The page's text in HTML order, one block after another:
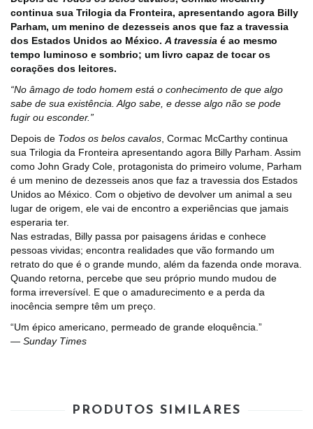
continua sua Trilogia da Fronteira, apresentando agora Billy
Parham, um menino de dezesseis anos que faz a travessia
dos Estados Unidos ao México. A travessia é ao mesmo
tempo luminoso e sombrio; um livro capaz de tocar os
corações dos leitores.
“No âmago de todo homem está o conhecimento de que algo
sabe de sua existência. Algo sabe, e desse algo não se pode
fugir ou esconder.”
Depois de Todos os belos cavalos , Cormac McCarthy continua
sua Trilogia da Fronteira apresentando agora Billy Parham. Assim
como John Grady Cole, protagonista do primeiro volume, Parham
é um menino de dezesseis anos que faz a travessia dos Estados
Unidos ao México. Com o objetivo de devolver um animal a seu
lugar de origem, ele vai de encontro a experiências que jamais
esperaria ter.
Nas estradas, Billy passa por paisagens áridas e conhece
pessoas vividas; encontra realidades que vão formando um
retrato do que é o grande mundo, além da fazenda onde morava.
Quando retorna, percebe que seu próprio mundo mudou de
forma irreversível. E que o amadurecimento e a perda da
inocência sempre têm um preço.
“Um épico americano, permeado de grande eloquência.”
― Sunday Times
PRODUTOS SIMILARES